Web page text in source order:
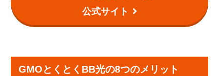
公式サイト
GMOとくとくBB光の8つのメリット